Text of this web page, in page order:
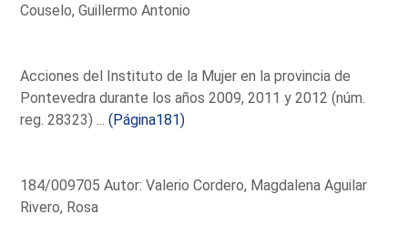
Couselo, Guillermo Antonio
Acciones del Instituto de la Mujer en la provincia de
Pontevedra durante los años 2009, 2011 y 2012 (núm.
reg. 28323) ...(Página181)
184/009705 Autor: Valerio Cordero, Magdalena Aguilar
Rivero, Rosa